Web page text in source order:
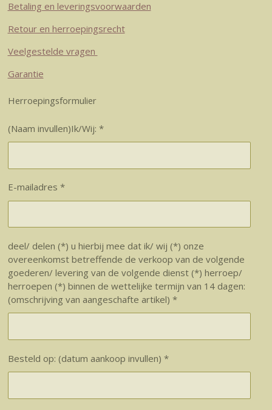
Betaling en leveringsvoorwaarden
Retour en herroepingsrecht
Veelgestelde vragen
Garantie
Herroepingsformulier
(Naam invullen)Ik/Wij: *
E-mailadres *
deel/ delen (*) u hierbij mee dat ik/ wij (*) onze
overeenkomst betreffende de verkoop van de volgende
goederen/ levering van de volgende dienst (*) herroep/
herroepen (*) binnen de wettelijke termijn van 14 dagen:
(omschrijving van aangeschafte artikel) *
Besteld op: (datum aankoop invullen) *